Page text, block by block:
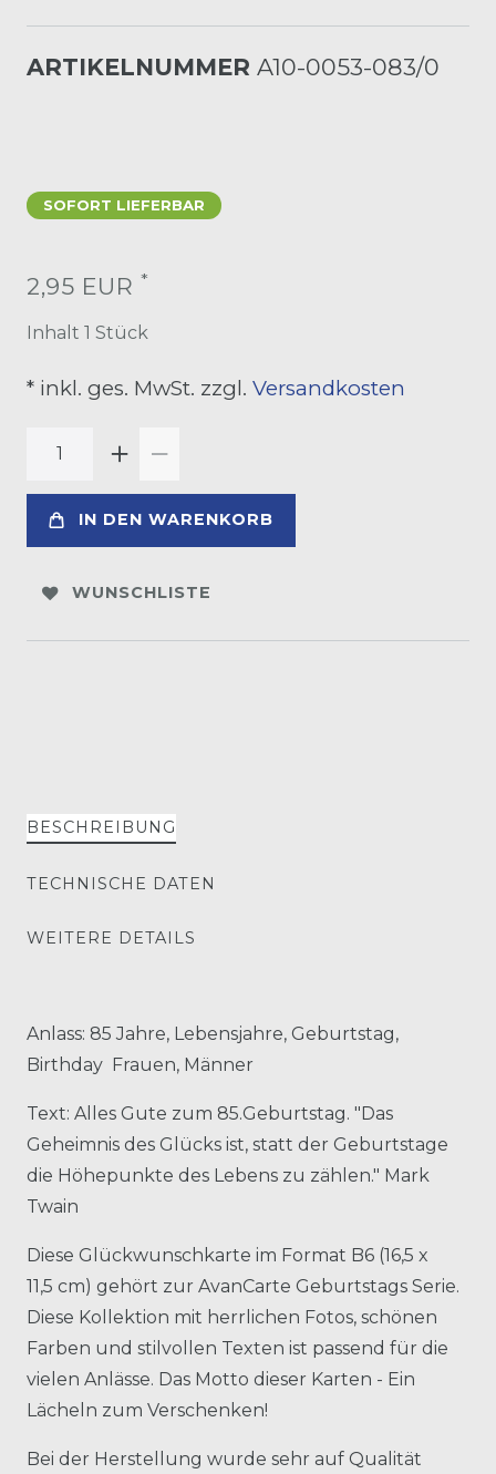
ARTIKELNUMMER A10-0053-083/0
SOFORT LIEFERBAR
2,95 EUR *
Inhalt 1 Stück
* inkl. ges. MwSt. zzgl. Versandkosten
IN DEN WARENKORB
WUNSCHLISTE
BESCHREIBUNG
TECHNISCHE DATEN
WEITERE DETAILS
Anlass: 85 Jahre, Lebensjahre, Geburtstag,
Birthday Frauen, Männer
Text: Alles Gute zum 85.Geburtstag. "Das
Geheimnis des Glücks ist, statt der Geburtstage
die Höhepunkte des Lebens zu zählen." Mark
Twain
Diese Glückwunschkarte im Format B6 (16,5 x
11,5 cm) gehört zur AvanCarte Geburtstags Serie.
Diese Kollektion mit herrlichen Fotos, schönen
Farben und stilvollen Texten ist passend für die
vielen Anlässe. Das Motto dieser Karten - Ein
Lächeln zum Verschenken!
Bei der Herstellung wurde sehr auf Qualität